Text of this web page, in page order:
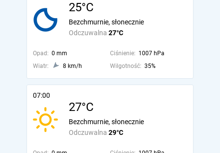
25°C
Odczuwalna 27°C
Bezchmurnie, słonecznie
Opad: 0 mm Ciśnienie: 1007 hPa
Wiatr:
8 km/h Wilgotność: 35%
07:00
27°C
Odczuwalna 29°C
Bezchmurnie, słonecznie